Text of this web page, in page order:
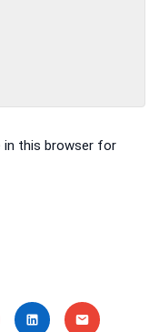
in this browser for